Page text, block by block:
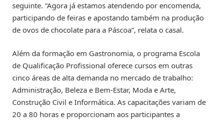
seguinte. “Agora já estamos atendendo por encomenda,
participando de feiras e apostando também na produção
de ovos de chocolate para a Páscoa”, relata o casal.
Além da formação em Gastronomia, o programa Escola
de Qualificação Profissional oferece cursos em outras
cinco áreas de alta demanda no mercado de trabalho:
Administração, Beleza e Bem-Estar, Moda e Arte,
Construção Civil e Informática. As capacitações variam de
20 a 80 horas e proporcionam aos participantes a